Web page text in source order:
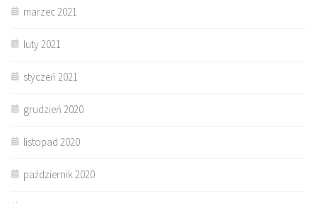
marzec 2021
luty 2021
styczeń 2021
grudzień 2020
listopad 2020
październik 2020